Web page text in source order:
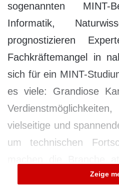
sogenannten MINT-
Informatik,
prognostizieren
Fachkräftemangel in
sich für ein MINT-
es viele: Grandiose
vielseitige und
um technischen
tatsächlich zu wenige
Zeige